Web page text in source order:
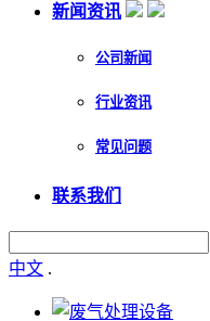
新闻资讯
公司新闻
行业资讯
常见问题
联系我们
中文 .